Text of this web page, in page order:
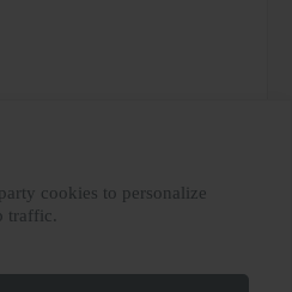
cookies to personalize
traffic.